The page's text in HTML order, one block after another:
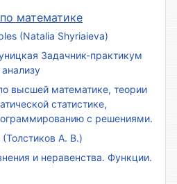
математике
(Natalia Shyriaieva)
Задачник-практикум
высшей математике, теории
статистике,
с решениями.
А. В.)
и неравенства. Функции.